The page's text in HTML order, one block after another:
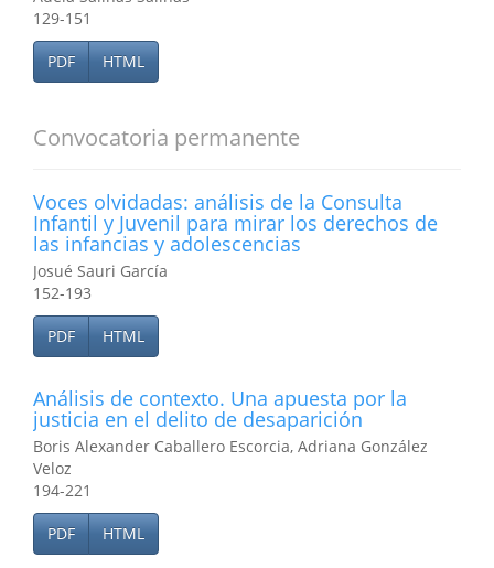
129-151
PDF HTML
Convocatoria permanente
Voces olvidadas: análisis de la Consulta
Infantil y Juvenil para mirar los derechos de
las infancias y adolescencias
Josué Sauri García
152-193
PDF HTML
Análisis de contexto. Una apuesta por la
justicia en el delito de desaparición
Boris Alexander Caballero Escorcia, Adriana González
Veloz
194-221
PDF HTML